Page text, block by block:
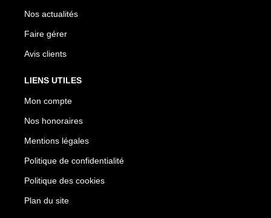
Nos actualités
Faire gérer
Avis clients
LIENS UTILES
Mon compte
Nos honoraires
Mentions légales
Politique de confidentialité
Politique des cookies
Plan du site